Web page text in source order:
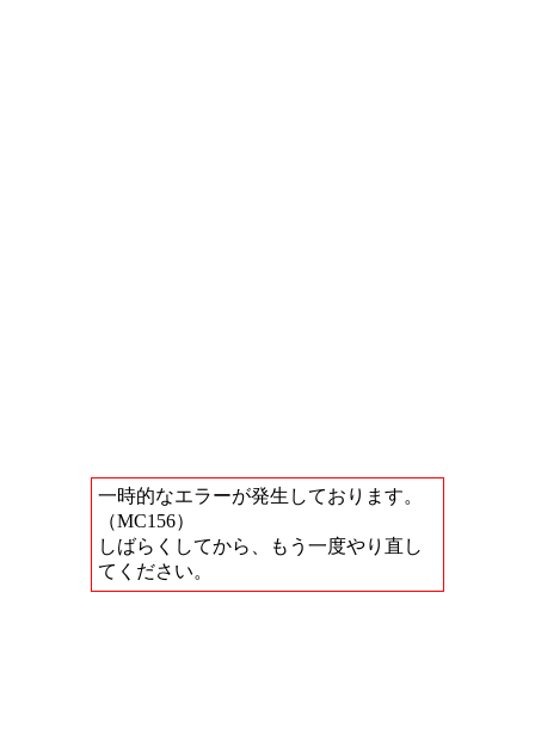
一時的なエラーが発生しております。
（MC156）
しばらくしてから、もう一度やり直し
てください。